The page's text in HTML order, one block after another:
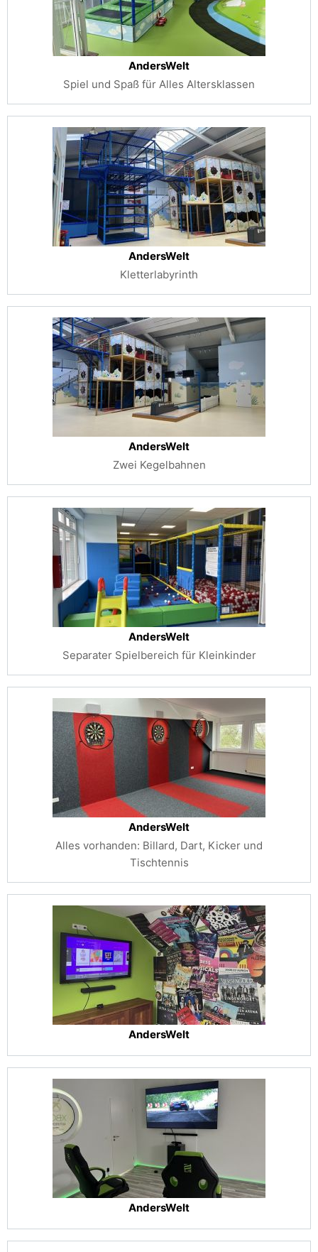
AndersWelt
Spiel und Spaß für Alles Altersklassen
AndersWelt
Kletterlabyrinth
AndersWelt
Zwei Kegelbahnen
AndersWelt
Separater Spielbereich für Kleinkinder
AndersWelt
Alles vorhanden: Billard, Dart, Kicker und
Tischtennis
AndersWelt
AndersWelt